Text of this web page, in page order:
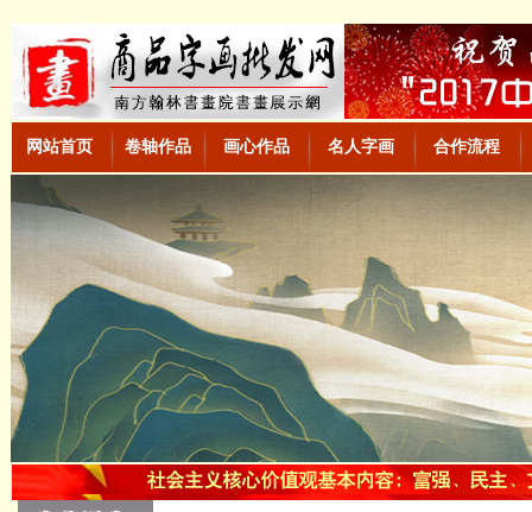
网站首页 卷轴作品 画心作品 名人字画 合作流程